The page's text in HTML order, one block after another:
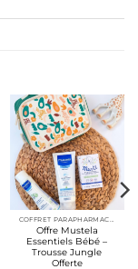
COFFRET PARAPHARMACIE
Offre Mustela
Essentiels Bébé –
Trousse Jungle
Offerte